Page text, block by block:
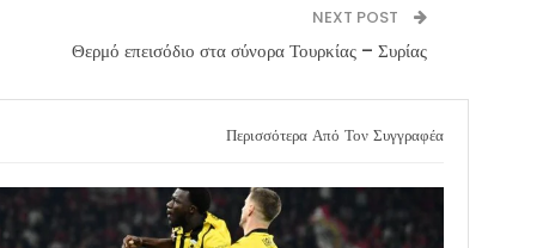
NEXT POST
Θερμό επεισόδιο στα σύνορα Τουρκίας – Συρίας
Περισσότερα Από Τον Συγγραφέα